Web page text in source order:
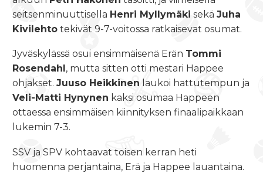
seitsenminuuttisella Henri Myllymäki sekä Juha
Kivilehto tekivät 9-7-voitossa ratkaisevat osumat.
Jyväskylässä osui ensimmäisenä Erän Tommi
Rosendahl , mutta sitten otti mestari Happee
ohjakset. Juuso Heikkinen laukoi hattutempun ja
Veli-Matti Hynynen kaksi osumaa Happeen
ottaessa ensimmäisen kiinnityksen finaalipaikkaan
lukemin 7-3.
SSV ja SPV kohtaavat toisen kerran heti
huomenna perjantaina, Erä ja Happee lauantaina.